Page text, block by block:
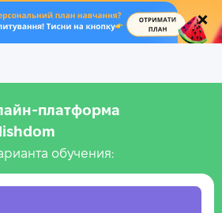
.
обучения: